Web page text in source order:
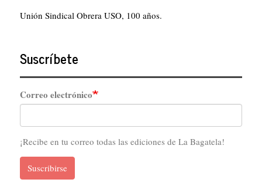
Unión Sindical Obrera USO, 100 años.
Suscríbete
Correo electrónico
¡Recibe en tu correo todas las ediciones de La Bagatela!
Suscribirse